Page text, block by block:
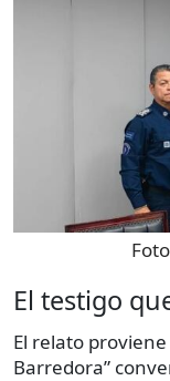
El testigo
El relato proviene
Barredora”